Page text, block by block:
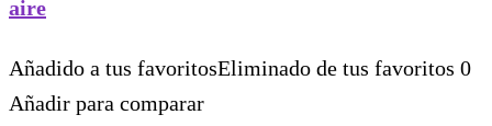
aire
Añadido a tus favoritosEliminado de tus favoritos 0
Añadir para comparar